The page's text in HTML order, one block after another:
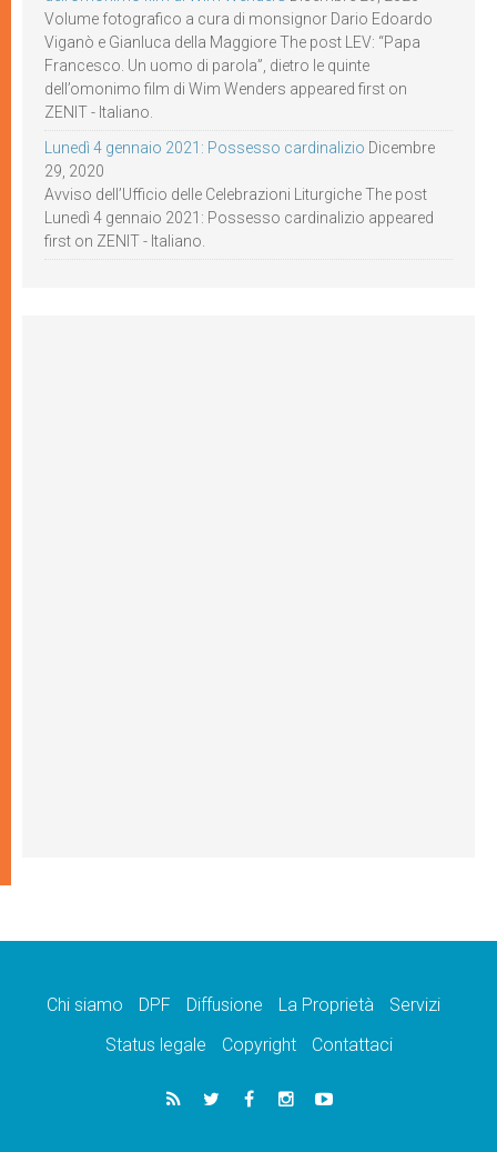
Volume fotografico a cura di monsignor Dario Edoardo
Viganò e Gianluca della Maggiore The post LEV: “Papa
Francesco. Un uomo di parola”, dietro le quinte
dell’omonimo film di Wim Wenders appeared first on
ZENIT - Italiano.
Lunedì 4 gennaio 2021: Possesso cardinalizio Dicembre
29, 2020
Avviso dell’Ufficio delle Celebrazioni Liturgiche The post
Lunedì 4 gennaio 2021: Possesso cardinalizio appeared
first on ZENIT - Italiano.
Chi siamo DPF Diffusione La Proprietà
Servizi
Status legale
Copyright Contattaci